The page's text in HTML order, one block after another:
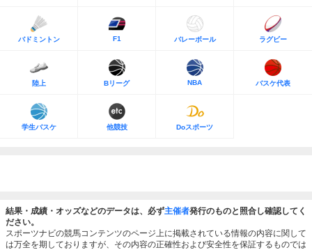
バドミントン F1 バレーボール ラグビー
陸上 Bリーグ NBA バスケ代表
学生バスケ 他競技 Doスポーツ
結果・成績・オッズなどのデータは、必ず主催者発行のものと照合し確認してく
ださい。
スポーツナビの競馬コンテンツのページ上に掲載されている情報の内容に関して
は万全を期しておりますが、その内容の正確性および安全性を保証するものでは